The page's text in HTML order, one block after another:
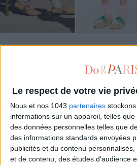
Le respect de votre vie
Nous et nos 1043 partenaires
informations sur un appareil, telles
des données personnelles telles que
des informations standards envoyées
publicités et du contenu
et de contenu, des études d'audience
LES SNEAKERS STARS
Inscrivez-vous à